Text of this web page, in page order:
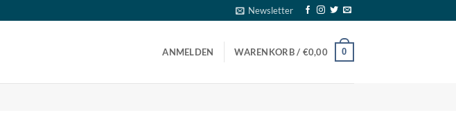
Newsletter
ANMELDEN WARENKORB / €0,00 0